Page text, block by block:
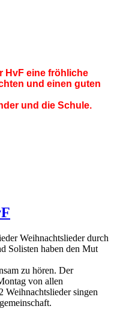
HvF eine fröhliche
und einen guten
und die Schule.
Weihnachtslieder durch
Solisten haben den Mut
zu hören. Der
von allen
Weihnachtslieder singen